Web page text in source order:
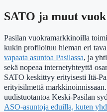
SATO ja muut
Pasilan vuokramarkkinoilla
kukin profiloituu hieman eri
vapaata asuntoa Pasilassa, ja
sekä nopeaa internetyhteyttä
SATO keskittyy erityisesti Itä-
erityisilmettä
uudistuotantoa Keski-Pasilan
ASO-asuntoja eduilla, kuten